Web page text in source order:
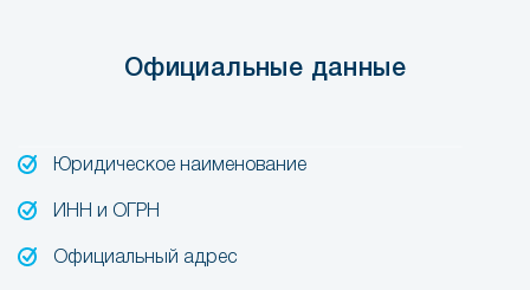
Официальные данные
Юридическое наименование
ИНН и ОГРН
Официальный адрес